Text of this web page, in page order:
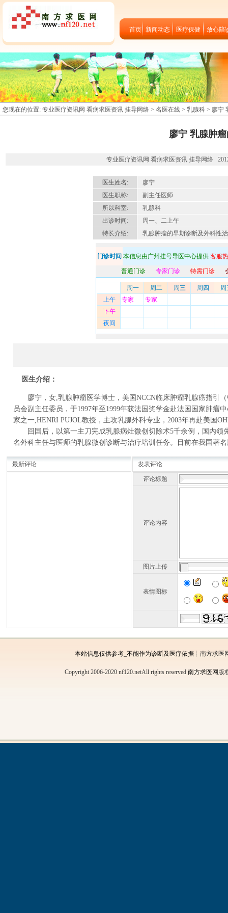
首页 新闻动态 医疗保健 放心陪
您现在的位置: 专业医疗资讯网 看病求医资讯 挂导网络 > 名医在线 > 乳腺科 > 廖宁
廖宁 乳腺肿
专业医疗资讯网 看病求医资讯 挂导网络
医生姓名:
廖宁
医生职称:
副主任医师
所以科室:
乳腺科
出诊时间:
周一、二上午
特长介绍:
乳腺肿瘤的早期诊断及外科性
门诊时间 本信息由广州挂号导医中心提供 客服
普通门诊 专家门诊 特需门诊
周一 周二 周三 周四
周
上午
专家
专家
下午
夜间
医生介绍：
廖宁，女,乳腺肿瘤 医学博士，美国NCCN临床肿瘤乳腺癌指引
员会副主任委员，于1997年至1999年获法国奖学金赴法国国家肿
家之一,HENRI PUJOL教授，主攻乳腺外科专业，2003年再赴美国
回国后，以第一主刀完成乳腺病灶微创切除术5千余例，国内领
名外科主任与医师的乳腺微创诊断与治疗培训任务。目前在我国著
最新评论 发表评论
评论标题
评论内容
图片上传
表情图标
本站信息仅供参考_不能作为诊断及医疗依据┊南方求医
Copyright 2006-2020 nf120.netAll rights reserved 南方求医网 版